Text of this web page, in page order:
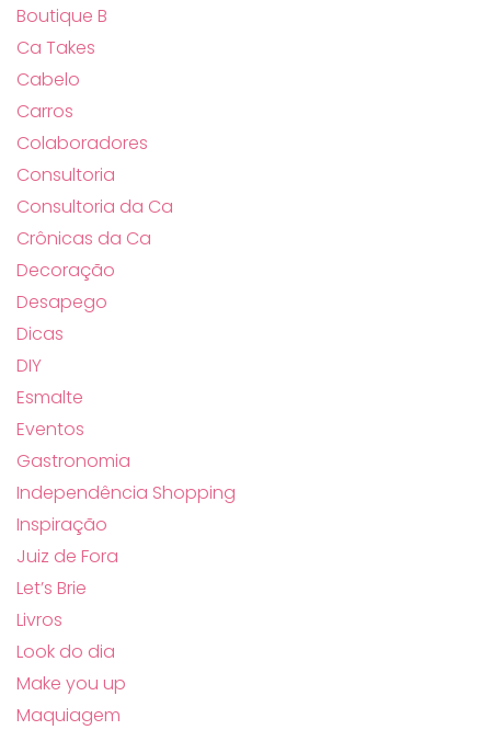
Boutique B
Ca Takes
Cabelo
Carros
Colaboradores
Consultoria
Consultoria da Ca
Crônicas da Ca
Decoração
Desapego
Dicas
DIY
Esmalte
Eventos
Gastronomia
Independência Shopping
Inspiração
Juiz de Fora
Let’s Brie
Livros
Look do dia
Make you up
Maquiagem